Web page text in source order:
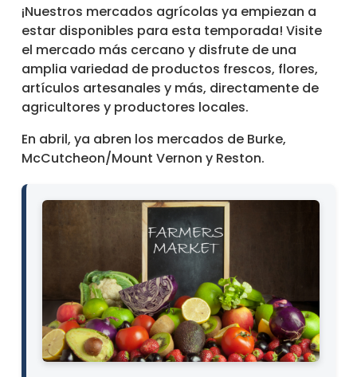
¡Nuestros mercados agrícolas ya empiezan a
estar disponibles para esta temporada! Visite
el mercado más cercano y disfrute de una
amplia variedad de productos frescos, flores,
artículos artesanales y más, directamente de
agricultores y productores locales.
En abril, ya abren los mercados de Burke,
McCutcheon/Mount Vernon y Reston.